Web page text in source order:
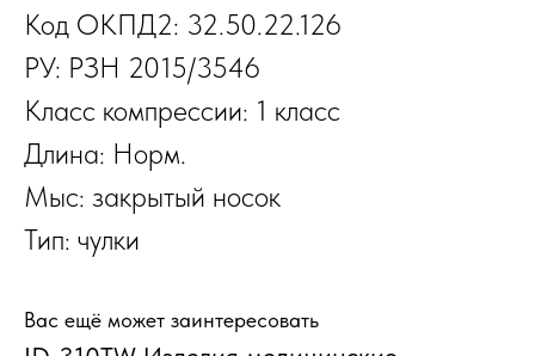
Код ОКПД2: 32.50.22.126
РУ: РЗН 2015/3546
Класс компрессии: 1 класс
Длина: Норм.
Мыс: закрытый носок
Тип: чулки
Вас ещё может заинтересовать